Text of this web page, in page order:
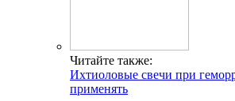
Читайте также:
Ихтиоловые свечи при
применять